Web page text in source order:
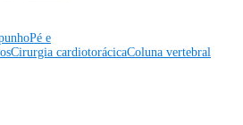
Pé e
Cirurgia cardiotorácicaColuna vertebral